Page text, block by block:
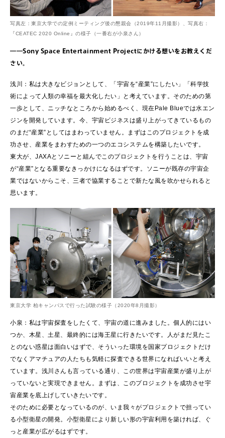
写真左：東京大学での定例ミーティング後の懇親会（2019年11月撮影）、写真右：
『CEATEC 2020 Online』の様子（一番右が小泉さん）
――Sony Space Entertainment Projectにかける想いをお教えくだ
さい。
浅川：私は大きなビジョンとして、「宇宙を“産業”にしたい」「科学技
術によって人類の幸福を最大化したい」と考えています。そのための第
一歩として、ニッチなところから始めるべく、現在Pale Blueでは水エン
ジンを開発しています。今、宇宙ビジネスは盛り上がってきているもの
のまだ“産業”としてはまわっていません。まずはこのプロジェクトを成
功させ、産業をまわすための一つのエコシステムを構築したいです。
東大が、JAXAとソニーと組んでこのプロジェクトを行うことは、宇宙
が“産業”となる重要なきっかけになるはずです。ソニーが既存の宇宙企
業ではないからこそ、三者で協業することで新たな風を吹かせられると
思います。
東京大学 柏キャンパスで行った試験の様子（2020年8月撮影）
小泉：私は宇宙探査をしたくて、宇宙の道に進みました。個人的にはい
つか、木星、土星、最終的には海王星に行きたいです。人がまだ見たこ
とのない惑星は面白いはずで、そういった環境を国家プロジェクトだけ
でなくアマチュアの人たちも気軽に探査できる世界になればいいと考え
ています。浅川さんも言っている通り、この世界は宇宙産業が盛り上が
っていないと実現できません。まずは、このプロジェクトを成功させ宇
宙産業を底上げしていきたいです。
そのために必要となっているのが、いま我々がプロジェクトで担ってい
る小型衛星の開発。小型衛星により新しい形の宇宙利用を築ければ、ぐ
っと産業が広がるはずです。